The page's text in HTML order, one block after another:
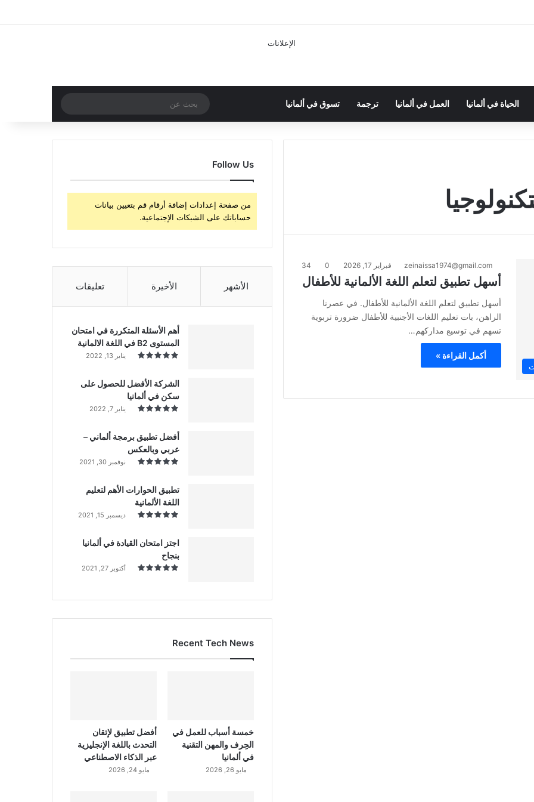
الإعلانات
الحياة في ألمانيا العمل في ألمانيا ترجمة تسوق في ألمانيا مقال عشوائي
عن
zeinaissa1974@gmail.com فبراير 17, 2026 0
34
أسهل تطبيق لتعلم اللغة الألمانية للأطفال
أسهل تطبيق لتعلم اللغة الألمانية للأطفال. في عصرنا
الراهن، بات تعليم اللغات الأجنبية للأطفال ضرورة تربوية
تسهم في توسيع مداركهم…
أكمل القراءة »
Follow Us
من صفحة إعدادات إضافة أرقام قم بتعيين بيانات
حساباتك على الشبكات الإجتماعية.
الأشهر الأخيرة تعليقات
أهم الأسئلة المتكررة في امتحان
المستوى B2 في اللغة الالمانية
يناير 13, 2022
الشركة الأفضل للحصول على
سكن في ألمانيا
يناير 7, 2022
أفضل تطبيق برمجة ألماني –
عربي وبالعكس
نوفمبر 30, 2021
تطبيق الحوارات الأهم لتعليم
اللغة الألمانية
ديسمبر 15, 2021
اجتز امتحان القيادة في ألمانيا
بنجاح
أكتوبر 27, 2021
Recent Tech News
خمسة أسباب للعمل في
الحِرف والمهن التقنية
في ألمانيا
مايو 26, 2026
أفضل تطبيق لإتقان
التحدث باللغة الإنجليزية
عبر الذكاء الاصطناعي
مايو 24, 2026